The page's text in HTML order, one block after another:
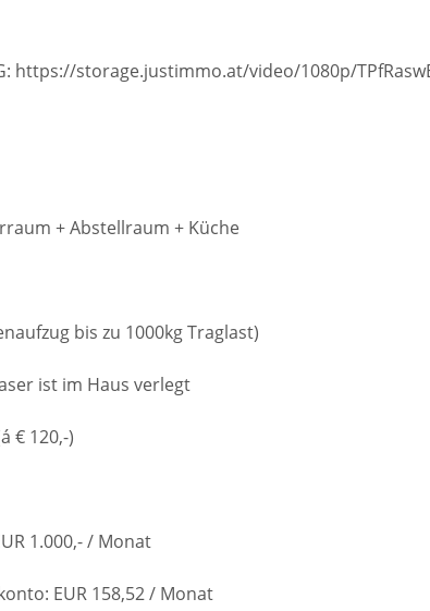
https://storage.justimmo.at/video/1080p/
+ Abstellraum + Küche
bis zu 1000kg Traglast)
ist im Haus verlegt
€ 120,-)
1.000,- / Monat
EUR 158,52 / Monat